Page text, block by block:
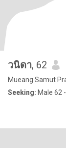
วนิดา, 62
Mueang Samut
Seeking: Male 62